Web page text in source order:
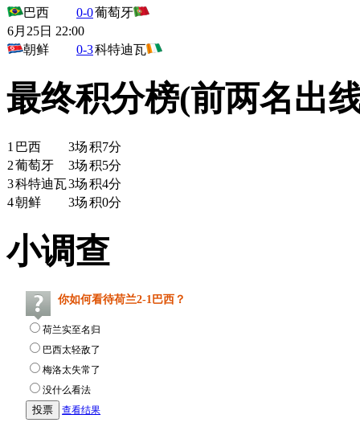
巴西
0-0葡萄牙
6月25日 22:00
朝鲜
0-3科特迪瓦
最终积分榜(前两名出
1 巴西 3场积7分
2葡萄牙 3场积5分
3科特迪瓦3场积4分
4朝鲜 3场积0分
小调查
你如何看待荷兰2-1巴西？
荷兰实至名归
巴西太轻敌了
梅洛太失常了
没什么看法
查看结果